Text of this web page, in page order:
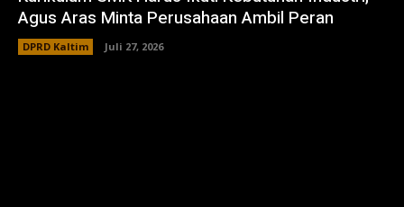
Agus Aras Minta Perusahaan Ambil Peran
DPRD Kaltim Juli 27, 2026